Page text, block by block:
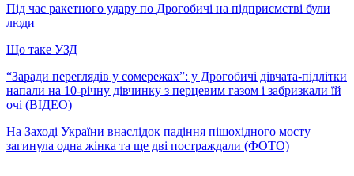
Під час ракетного удару по Дрогобичі на підприємстві були
люди
Що таке УЗД
“Заради переглядів у сомережах”: у Дрогобичі дівчата-підлітки
напали на 10-річну дівчинку з перцевим газом і забризкали їй
очі (ВІДЕО)
На Заході України внаслідок падіння пішохідного мосту
загинула одна жінка та ще дві постраждали (ФОТО)